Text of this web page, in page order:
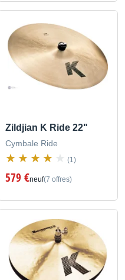
Zildjian K Ride 22"
Cymbale Ride
(1)
579 €neuf(7 offres)